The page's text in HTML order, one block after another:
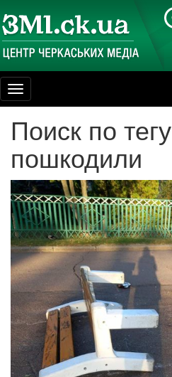
Toggle
navigation
Поиск по тегу
пошкодили